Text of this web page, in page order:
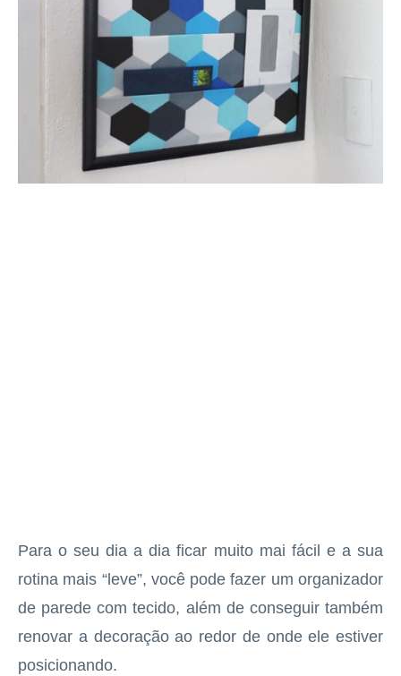
Para o seu dia a dia ficar muito mai fácil e a sua
rotina mais “leve”, você pode fazer um organizador
de parede com tecido, além de conseguir também
renovar a decoração ao redor de onde ele estiver
posicionando.